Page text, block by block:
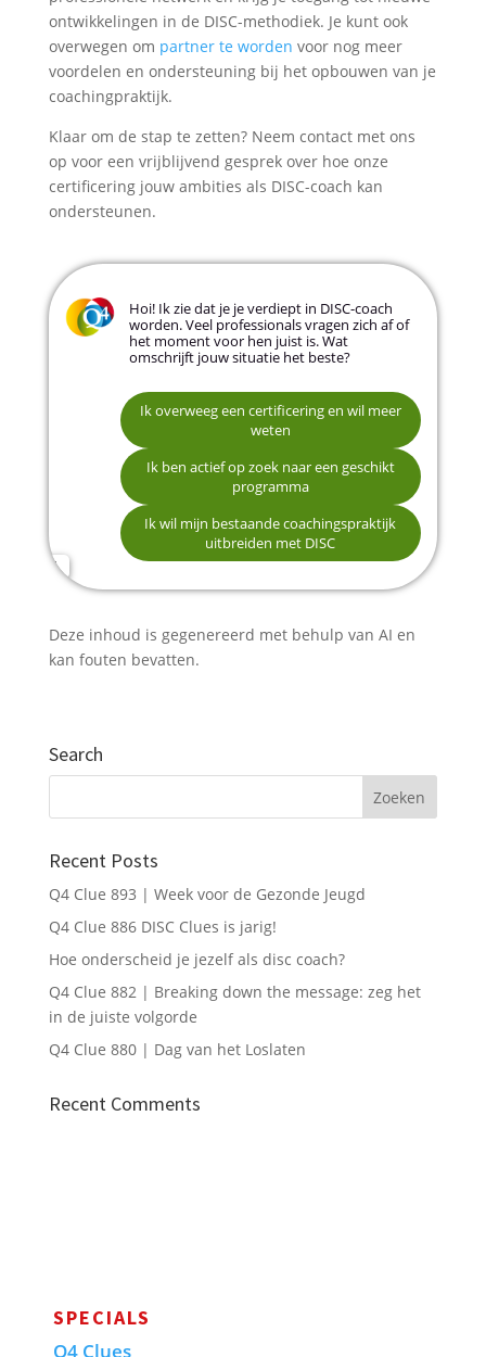
ontwikkelingen in de DISC-methodiek. Je kunt ook
overwegen om partner te worden voor nog meer
voordelen en ondersteuning bij het opbouwen van je
coachingpraktijk.
Klaar om de stap te zetten? Neem contact met ons
op voor een vrijblijvend gesprek over hoe onze
certificering jouw ambities als DISC-coach kan
ondersteunen.
Hoi! Ik zie dat je je verdiept in DISC-coach
worden. Veel professionals vragen zich af of
het moment voor hen juist is. Wat
omschrijft jouw situatie het beste?
Ik overweeg een certificering en wil meer
weten
Ik ben actief op zoek naar een geschikt
programma
Ik wil mijn bestaande coachingspraktijk
uitbreiden met DISC
Ik wil mensen helpen beter samenwerken en
Ik zoek een nieuwe richting in mijn
Ik werk in HR of L&D en wil DISC inzetten voor
mijn organisatie
E-mailadres
Telefoonnummer (optioneel)
Deze inhoud is gegenereerd met behulp van AI en
kan fouten bevatten.
Search
Recent Posts
Q4 Clue 893 | Week voor de Gezonde Jeugd
Q4 Clue 886 DISC Clues is jarig!
Hoe onderscheid je jezelf als disc coach?
Q4 Clue 882 | Breaking down the message: zeg het
in de juiste volgorde
Q4 Clue 880 | Dag van het Loslaten
Recent Comments
SPECIALS
Q4 Clues